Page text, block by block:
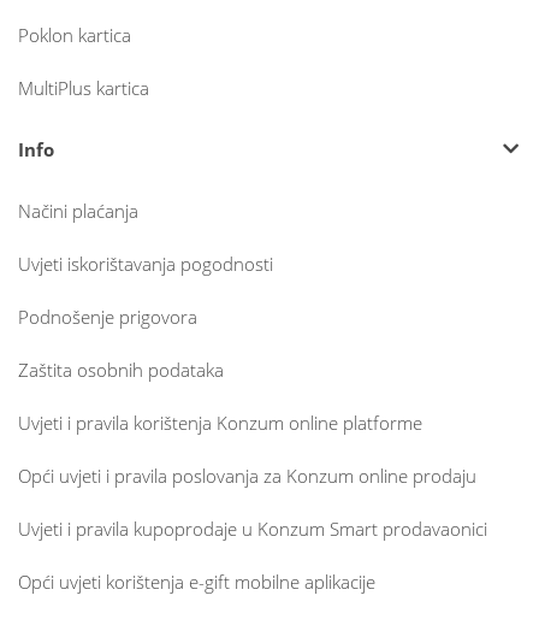
Poklon kartica
MultiPlus kartica
Info
Načini plaćanja
Uvjeti iskorištavanja pogodnosti
Podnošenje prigovora
Zaštita osobnih podataka
Uvjeti i pravila korištenja Konzum online platforme
Opći uvjeti i pravila poslovanja za Konzum online prodaju
Uvjeti i pravila kupoprodaje u Konzum Smart prodavaonici
Opći uvjeti korištenja e-gift mobilne aplikacije